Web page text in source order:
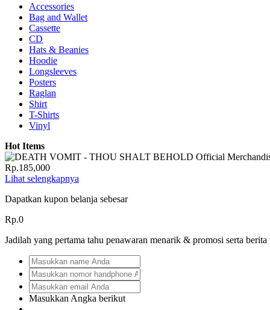
Accessories
Bag and Wallet
Cassette
CD
Hats & Beanies
Hoodie
Longsleeves
Posters
Raglan
Shirt
T-Shirts
Vinyl
Hot Items
Rp.185,000
Lihat selengkapnya
Dapatkan kupon belanja sebesar
Rp.0
Jadilah yang pertama tahu penawaran menarik & promosi serta
Masukkan Angka berikut